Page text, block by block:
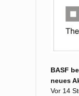
BASF
neues
Vor 14